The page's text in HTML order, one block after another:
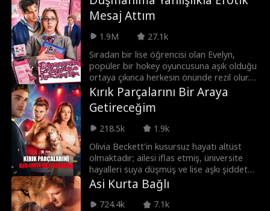
Samantha bir seçim yapmak zorundadır:
Başkaları için yaşamaya devam mı edecek,
yoksa hayatında bir kez olsun kendisi için
bir şey mi yapacak?!
tanımayan bu tehlikeli adama duyduğu
çekim arasında kalır.
Mesaj Attım
1.9M
27.1k
Sıradan bir lise öğrencisi olan Evelyn,
popüler bir hokey oyuncusuna aşık olduğu
ortaya çıkınca herkesin önünde rezil olur.
Yıkılmış hâlde, onun dikkatini çekmek için
anonim olarak çıplak fotoğraflar
göndermeye cesaret eder. Ama
fotoğrafları yanlışlıkla, onu sürekli alaya
alan hokey takımının kaptanı Colton’a
gönderir. Peki şimdi ne olacak?
Kırık Parçalarını Bir Araya
Getireceğim
218.5k
1.9k
Olivia Beckett'in kusursuz hayatı altüst
olmaktadır; ailesi iflas etmiş, üniversite
hayalleri suya düşmüş ve lise aşkı şiddet
yanlısı birine dönüşmüştür. Derken,
geçmişinden kaçmak için geceleri barda
çalışan, yükselişteki boksör Sebastian
Asi Kurta Bağlı
724.4k
7.1k